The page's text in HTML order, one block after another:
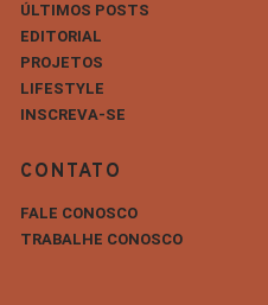
ÚLTIMOS POSTS
EDITORIAL
PROJETOS
LIFESTYLE
INSCREVA-SE
CONTATO
FALE CONOSCO
TRABALHE CONOSCO